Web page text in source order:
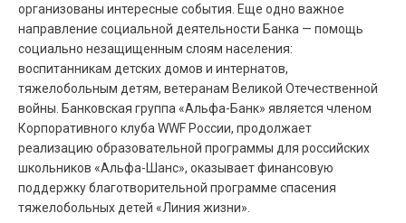
организованы интересные события. Еще одно важное
направление социальной деятельности Банка — помощь
социально незащищенным слоям населения:
воспитанникам детских домов и интернатов,
тяжелобольным детям, ветеранам Великой Отечественной
войны. Банковская группа «Альфа-Банк» является членом
Корпоративного клуба WWF России, продолжает
реализацию образовательной программы для российских
школьников «Альфа-Шанс», оказывает финансовую
поддержку благотворительной программе спасения
тяжелобольных детей «Линия жизни».